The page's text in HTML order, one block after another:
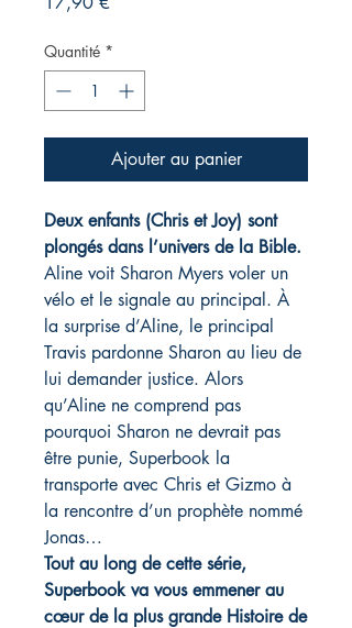
Quantité *
Ajouter au panier
Deux enfants (Chris et Joy) sont
plongés dans l’univers de la Bible.
Aline voit Sharon Myers voler un
vélo et le signale au principal. À
la surprise d’Aline, le principal
Travis pardonne Sharon au lieu de
lui demander justice. Alors
qu’Aline ne comprend pas
pourquoi Sharon ne devrait pas
être punie, Superbook la
transporte avec Chris et Gizmo à
la rencontre d’un prophète nommé
Jonas…
Tout au long de cette série,
Superbook va vous emmener au
cœur de la plus grande Histoire de